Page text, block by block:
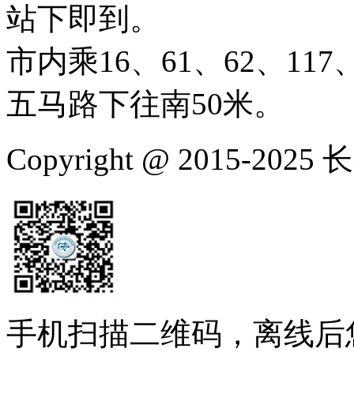
站下即到。
市内乘16、61、62、117
五马路下往南50米。
Copyright @ 2015-2025
手机扫描二维码，离线